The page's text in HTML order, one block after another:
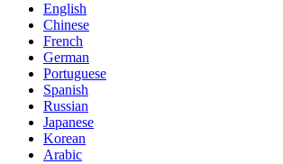
English
Chinese
French
German
Portuguese
Spanish
Russian
Japanese
Korean
Arabic